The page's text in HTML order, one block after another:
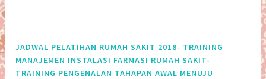
JADWAL PELATIHAN RUMAH SAKIT 2018- TRAINING
MANAJEMEN INSTALASI FARMASI RUMAH SAKIT-
TRAINING PENGENALAN TAHAPAN AWAL MENUJU